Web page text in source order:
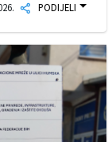
PODIJELI